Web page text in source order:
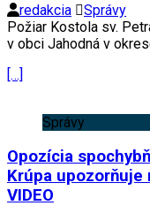
redakcia
Správy
Požiar Kostola sv.
v obci Jahodná v
[…]
Správy
Opozícia
Krúpa upozorňuje
VIDEO